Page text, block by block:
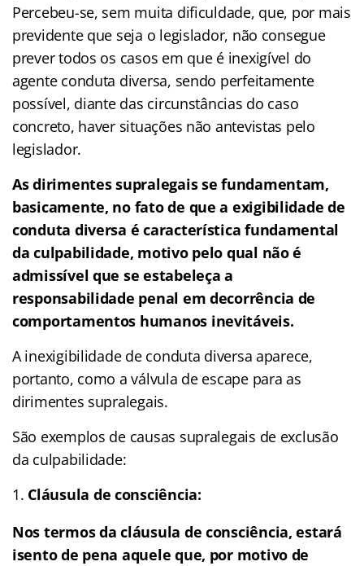
Percebeu-se, sem muita dificuldade, que, por mais
previdente que seja o legislador, não consegue
prever todos os casos em que é inexigível do
agente conduta diversa, sendo perfeitamente
possível, diante das circunstâncias do caso
concreto, haver situações não antevistas pelo
legislador.
As dirimentes supralegais se fundamentam,
basicamente, no fato de que a exigibilidade de
conduta diversa é característica fundamental
da culpabilidade, motivo pelo qual não é
admissível que se estabeleça a
responsabilidade penal em decorrência de
comportamentos humanos inevitáveis.
A inexigibilidade de conduta diversa aparece,
portanto, como a válvula de escape para as
dirimentes supralegais.
São exemplos de causas supralegais de exclusão
da culpabilidade:
Cláusula de consciência:
Nos termos da cláusula de consciência, estará
isento de pena aquele que, por motivo de